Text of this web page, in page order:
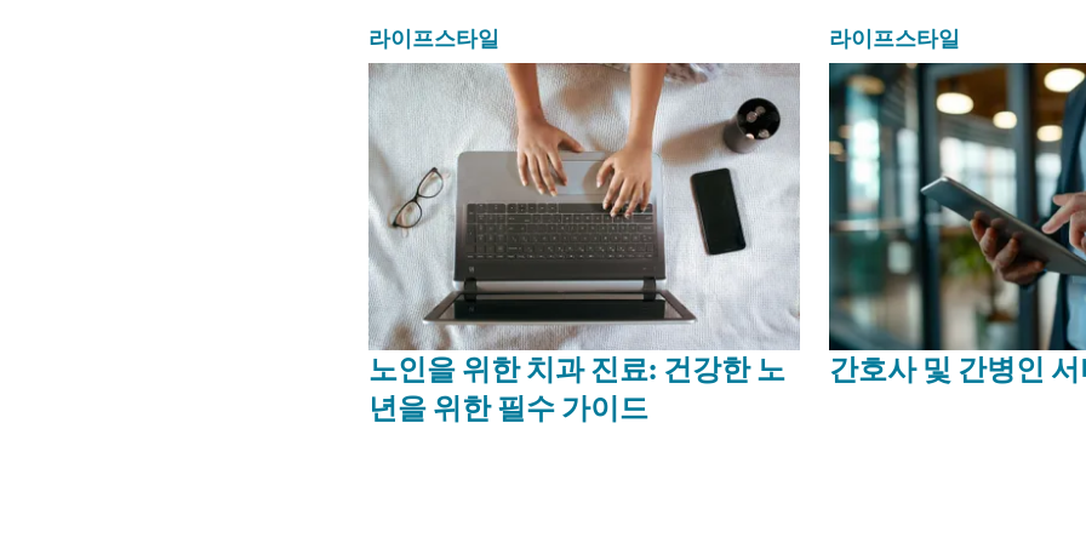
라이프스타일
노인을 위한 치과 진료: 건강한 노
년을 위한 필수 가이드
라이프스타일
간호사 및 간병인